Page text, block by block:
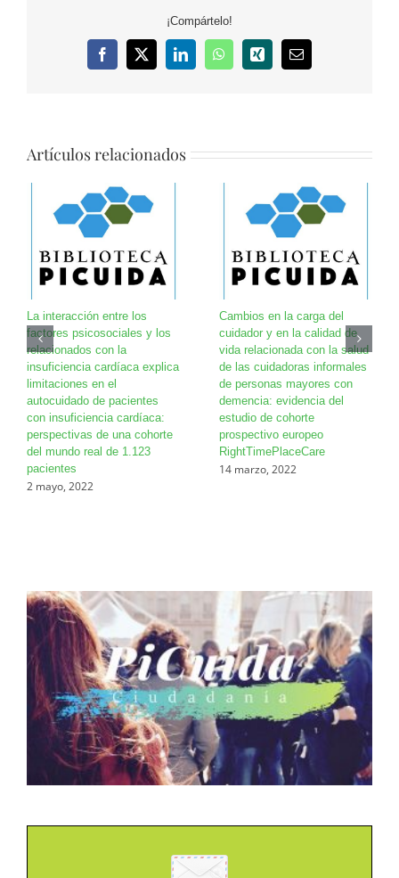
¡Compártelo!
Facebook
X LinkedInWhatsApp
Xing
Correo
Artículos relacionados
La interacción entre los
factores psicosociales y los
relacionados con la
insuficiencia cardíaca explica
limitaciones en el
autocuidado de pacientes
con insuficiencia cardíaca:
perspectivas de una cohorte
del mundo real de 1.123
pacientes
2 mayo, 2022
Cambios en la carga del
cuidador y en la calidad de
vida relacionada con la salud
de las cuidadoras informales
de personas mayores con
demencia: evidencia del
estudio de cohorte
prospectivo europeo
RightTimePlaceCare
14 marzo, 2022